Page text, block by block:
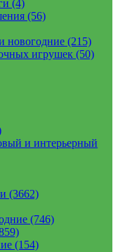
(4)
(56)
новогодние (215)
игрушек (50)
и интерьерный
(3662)
(746)
(154)